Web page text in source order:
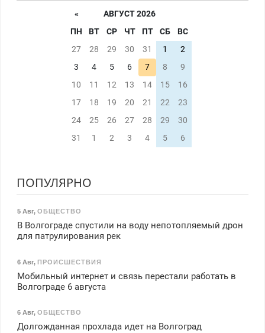
«
АВГУСТ 2026
ПН
ВТ СР ЧТ ПТ СБ
ВС
27
28 29 30 31 1
2
3
4 5 6 7 8
9
10
11 12 13 14 15
16
17
18 19 20 21 22
23
24
25 26 27 28 29
30
31
1 2 3 4 5 6
ПОПУЛЯРНО
5 Авг, ОБЩЕСТВО
В Волгограде спустили на воду непотопляемый дрон
для патрулирования рек
6 Авг, ПРОИСШЕСТВИЯ
Мобильный интернет и связь перестали работать в
Волгограде 6 августа
6 Авг, ОБЩЕСТВО
Долгожданная прохлада идет на Волгоград